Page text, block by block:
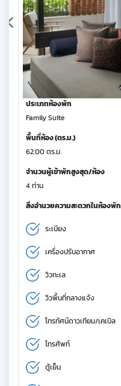
ประเภทห้องพัก
Family Suite
พื้นที่ห้อง (ตร.ม.)
62.00 ตร.ม.
จำนวนผู้เข้าพักสูงสุด/ห้อง
4 ท่าน
สิ่งอำนวยความสะดวกในห้องพัก
ระเบียง
เครื่องปรับอากาศ
วิวทะเล
วิวพื้นที่กลางแจ้ง
โทรทัศน์ดาวเทียม/เคเบิล
โทรศัพท์
ตู้เย็น